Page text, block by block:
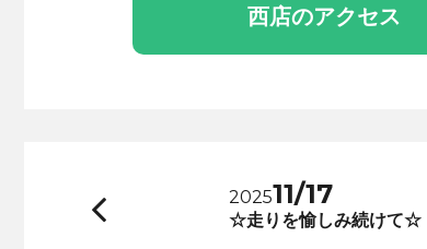
西店のアクセス
202511/17
☆走りを愉しみ続けて☆